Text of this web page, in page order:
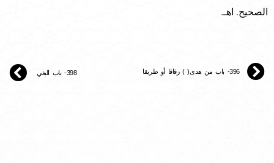
الصحيح. اهـ.
396- باب من هدى( ) زقاقا أو طريقا 398- باب البغي